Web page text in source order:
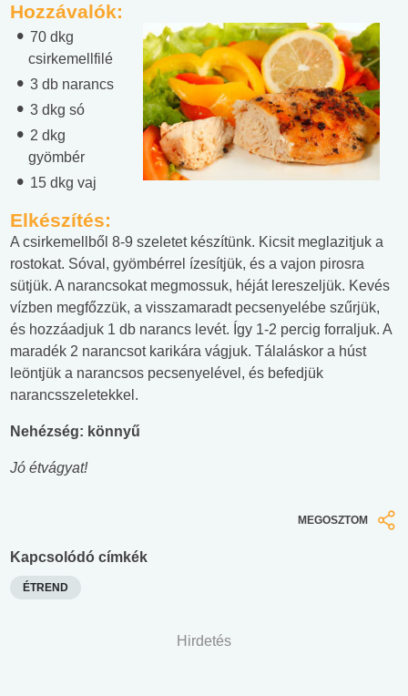
Hozzávalók:
70 dkg
csirkemellfilé
3 db narancs
3 dkg só
2 dkg
gyömbér
15 dkg vaj
Elkészítés:
A csirkemellből 8-9 szeletet készítünk. Kicsit meglazitjuk a
rostokat. Sóval, gyömbérrel ízesítjük, és a vajon pirosra
sütjük. A narancsokat megmossuk, héját lereszeljük. Kevés
vízben megfőzzük, a visszamaradt pecsenyelébe szűrjük,
és hozzáadjuk 1 db narancs levét. Így 1-2 percig forraljuk. A
maradék 2 narancsot karikára vágjuk. Tálaláskor a húst
leöntjük a narancsos pecsenyelével, és befedjük
narancsszeletekkel.
Nehézség: könnyű
Jó étvágyat!
MEGOSZTOM
Kapcsolódó címkék
ÉTREND
Hirdetés